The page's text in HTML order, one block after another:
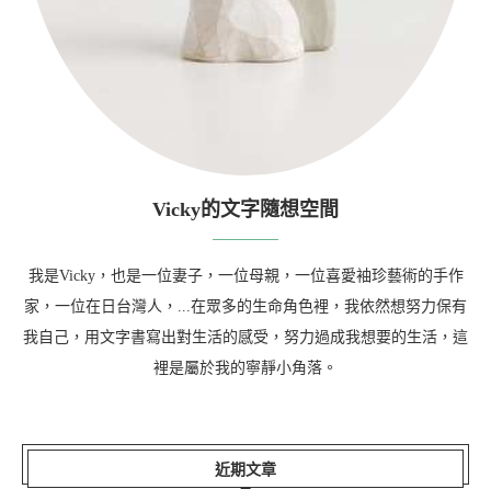
Vicky的文字隨想空間
我是Vicky，也是一位妻子，一位母親，一位喜愛袖珍藝術的手作
家，一位在日台灣人，...在眾多的生命角色裡，我依然想努力保有
我自己，用文字書寫出對生活的感受，努力過成我想要的生活，這
裡是屬於我的寧靜小角落。
近期文章